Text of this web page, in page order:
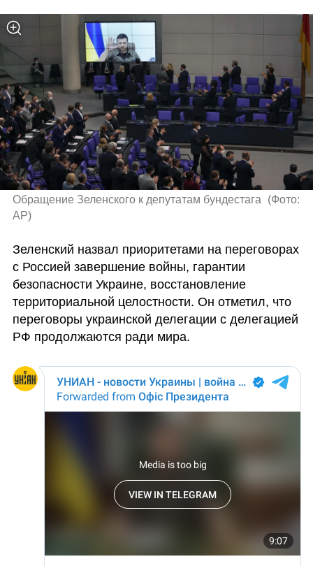
Обращение Зеленского к депутатам бундестага (Фото:
AP)
Зеленский назвал приоритетами на переговорах
с Россией завершение войны, гарантии
безопасности Украине, восстановление
территориальной целостности. Он отметил, что
переговоры украинской делегации с делегацией
РФ продолжаются ради мира.